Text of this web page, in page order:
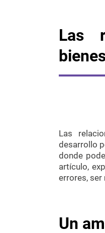
Las
Las
desarrollo
donde
artículo,
errores,
Un